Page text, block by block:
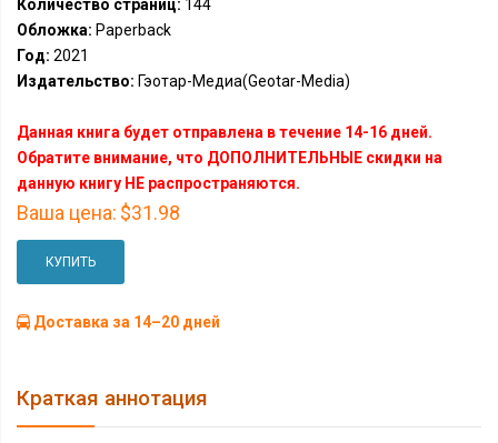
Количество страниц: 144
Обложка: Paperback
Год: 2021
Издательство: Гэотар-Медиа(Geotar-Media)
Данная книга будет отправлена в течение 14-16 дней.
Обратите внимание, что ДОПОЛНИТЕЛЬНЫЕ скидки на
данную книгу НЕ распространяются.
Ваша цена: $31.98
КУПИТЬ
Доставка за 14–20 дней
Краткая аннотация